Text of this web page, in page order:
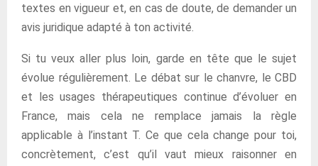
textes en vigueur et, en cas de doute, de demander un
avis juridique adapté à ton activité.
Si tu veux aller plus loin, garde en tête que le sujet
évolue régulièrement. Le débat sur le chanvre, le CBD
et les usages thérapeutiques continue d’évoluer en
France, mais cela ne remplace jamais la règle
applicable à l’instant T. Ce que cela change pour toi,
concrètement, c’est qu’il vaut mieux raisonner en